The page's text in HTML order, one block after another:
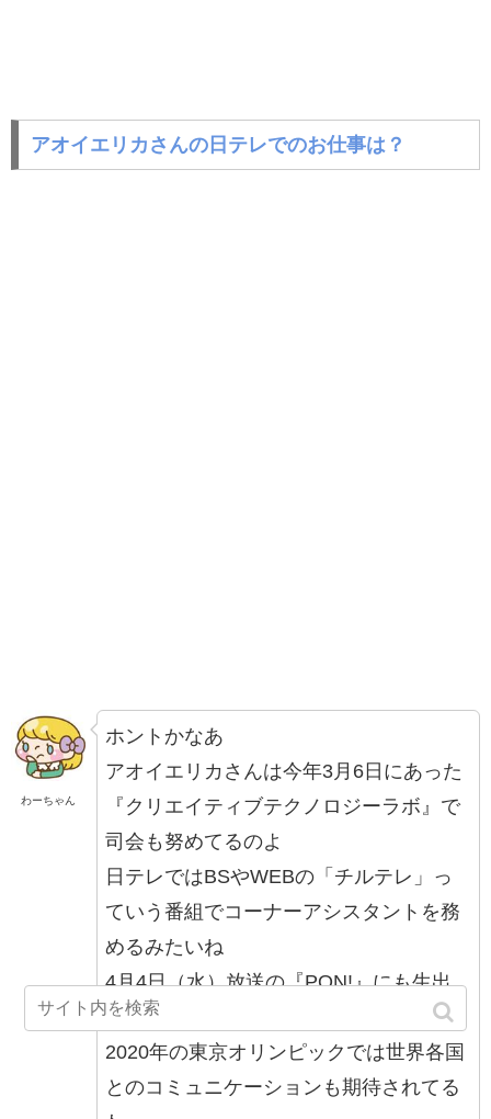
アオイエリカさんの日テレでのお仕事は？
わーちゃん
ホントかなあ
アオイエリカさんは今年3月6日にあった
『クリエイティブテクノロジーラボ』で
司会も努めてるのよ
日テレではBSやWEBの「チルテレ」っ
ていう番組でコーナーアシスタントを務
めるみたいね
4月4日（水）放送の『PON!』にも生出
演が決まってるわよ
2020年の東京オリンピックでは世界各国
とのコミュニケーションも期待されてる